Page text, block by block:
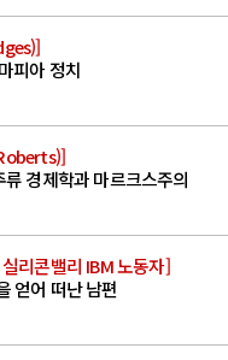
피아 정치
경제학과 마르크스주의
리콘밸리 IBM 노동자]
얻어 떠난 남편